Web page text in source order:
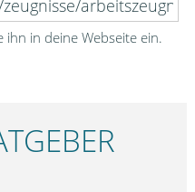
in deine Webseite ein.